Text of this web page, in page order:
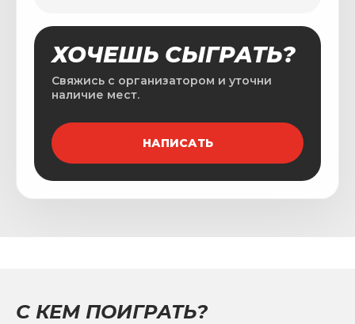
ХОЧЕШЬ СЫГРАТЬ?
Свяжись с организатором и уточни
наличие мест.
НАПИСАТЬ
С КЕМ ПОИГРАТЬ?